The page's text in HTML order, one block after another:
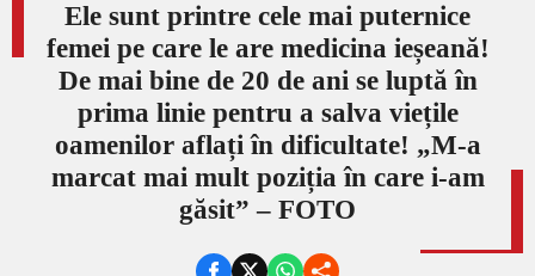
Ele sunt printre cele mai puternice
femei pe care le are medicina ieșeană!
De mai bine de 20 de ani se luptă în
prima linie pentru a salva viețile
oamenilor aflați în dificultate! „M-a
marcat mai mult poziția în care i-am
găsit” – FOTO